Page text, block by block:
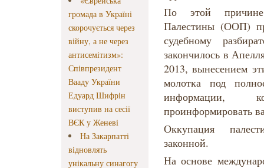
громада в Україні
скорочується через
війну, а не через
антисемітизм»:
Співпрезидент
Вааду України
Едуард Шифрін
виступив на сесії
ВЄК у Женеві
На Закарпатті
відновлять
унікальну синагогу
По этой причине
Палестины (ООП)
судебному
закончилось в
2013, вынесением
молотка под
информации,
проинформировать
Оккупация
законной.
На основе